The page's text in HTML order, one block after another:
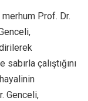
Prof. Dr.
çalıştığını
Genceli,